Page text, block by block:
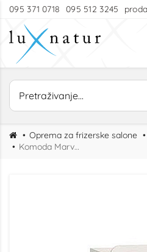
095 371 0718 095 512 3245
Oprema za frizerske salone
Komoda Marvelous Cabinet